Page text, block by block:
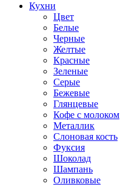
Кухни
Цвет
Белые
Черные
Желтые
Красные
Зеленые
Серые
Бежевые
Глянцевые
Кофе с молоком
Металлик
Слоновая кость
Фуксия
Шоколад
Шампань
Оливковые